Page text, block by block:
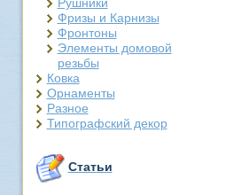
Фризы и Карнизы
Фронтоны
Элементы домовой
резьбы
Ковка
Орнаменты
Разное
Типографский декор
Статьи